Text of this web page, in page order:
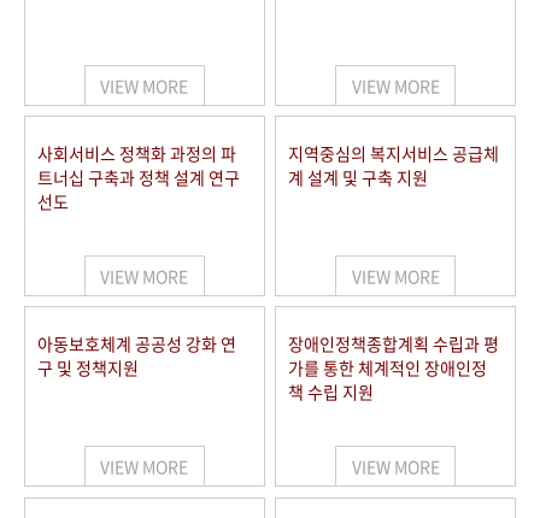
VIEW MORE VIEW MORE
사회서비스 정책화 과정의 파
트너십 구축과 정책 설계 연구
선도
VIEW MORE
지역중심의 복지서비스 공급체
계 설계 및 구축 지원
VIEW MORE
아동보호체계 공공성 강화 연
구 및 정책지원
VIEW MORE
장애인정책종합계획 수립과 평
가를 통한 체계적인 장애인정
책 수립 지원
VIEW MORE